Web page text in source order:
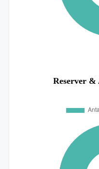
Reserver